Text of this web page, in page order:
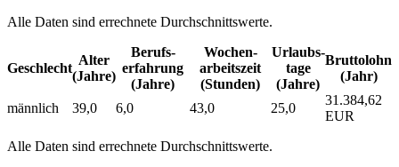
Alle Daten sind errechnete Durchschnittswerte.
Geschlecht
Alter
(Jahre)
Berufs­
erfahrung
(Jahre)
Wochen­
arbeitszeit
(Stunden)
Urlaubs­
tage
(Jahre)
Bruttolohn
(Jahr)
männlich 39,0 6,0 43,0 25,0
31.384,62
EUR
Alle Daten sind errechnete Durchschnittswerte.